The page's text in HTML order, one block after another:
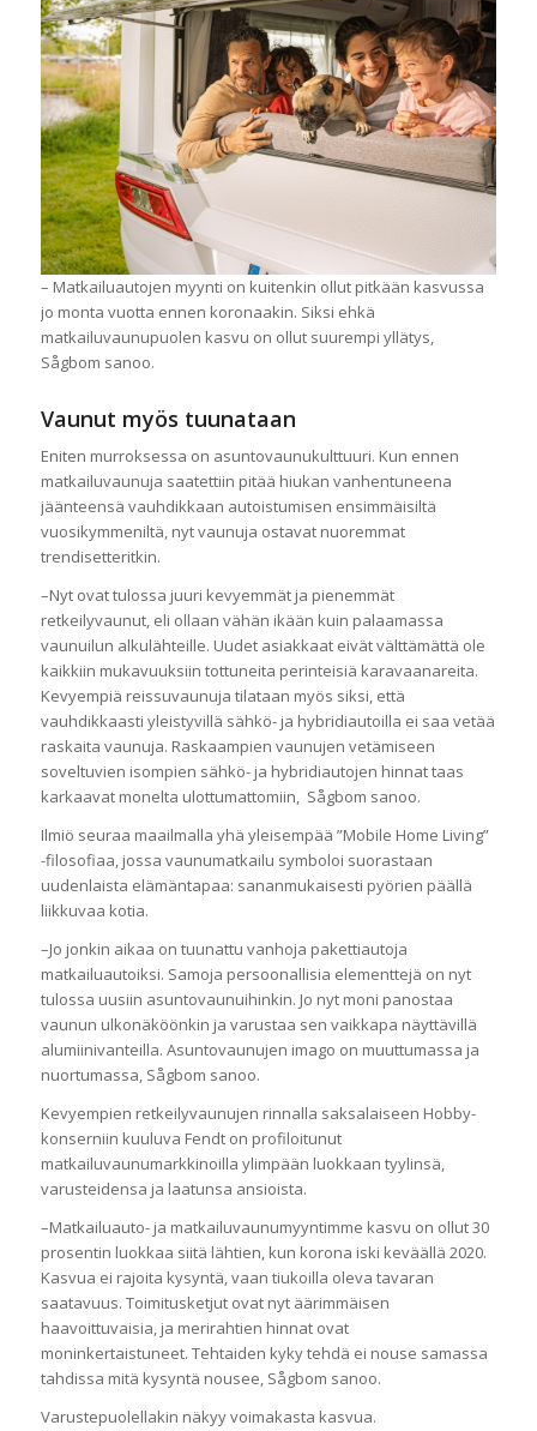
– Matkailuautojen myynti on kuitenkin ollut pitkään kasvussa
jo monta vuotta ennen koronaakin. Siksi ehkä
matkailuvaunupuolen kasvu on ollut suurempi yllätys,
Sågbom sanoo.
Vaunut myös tuunataan
Eniten murroksessa on asuntovaunukulttuuri. Kun ennen
matkailuvaunuja saatettiin pitää hiukan vanhentuneena
jäänteensä vauhdikkaan autoistumisen ensimmäisiltä
vuosikymmeniltä, nyt vaunuja ostavat nuoremmat
trendisetteritkin.
–Nyt ovat tulossa juuri kevyemmät ja pienemmät
retkeilyvaunut, eli ollaan vähän ikään kuin palaamassa
vaunuilun alkulähteille. Uudet asiakkaat eivät välttämättä ole
kaikkiin mukavuuksiin tottuneita perinteisiä karavaanareita.
Kevyempiä reissuvaunuja tilataan myös siksi, että
vauhdikkaasti yleistyvillä sähkö- ja hybridiautoilla ei saa vetää
raskaita vaunuja. Raskaampien vaunujen vetämiseen
soveltuvien isompien sähkö- ja hybridiautojen hinnat taas
karkaavat monelta ulottumattomiin, Sågbom sanoo.
Ilmiö seuraa maailmalla yhä yleisempää ”Mobile Home Living”
-filosofiaa, jossa vaunumatkailu symboloi suorastaan
uudenlaista elämäntapaa: sananmukaisesti pyörien päällä
liikkuvaa kotia.
–Jo jonkin aikaa on tuunattu vanhoja pakettiautoja
matkailuautoiksi. Samoja persoonallisia elementtejä on nyt
tulossa uusiin asuntovaunuihinkin. Jo nyt moni panostaa
vaunun ulkonäköönkin ja varustaa sen vaikkapa näyttävillä
alumiinivanteilla. Asuntovaunujen imago on muuttumassa ja
nuortumassa, Sågbom sanoo.
Kevyempien retkeilyvaunujen rinnalla saksalaiseen Hobby-
konserniin kuuluva Fendt on profiloitunut
matkailuvaunumarkkinoilla ylimpään luokkaan tyylinsä,
varusteidensa ja laatunsa ansioista.
–Matkailuauto- ja matkailuvaunumyyntimme kasvu on ollut 30
prosentin luokkaa siitä lähtien, kun korona iski keväällä 2020.
Kasvua ei rajoita kysyntä, vaan tiukoilla oleva tavaran
saatavuus. Toimitusketjut ovat nyt äärimmäisen
haavoittuvaisia, ja merirahtien hinnat ovat
moninkertaistuneet. Tehtaiden kyky tehdä ei nouse samassa
tahdissa mitä kysyntä nousee, Sågbom sanoo.
Varustepuolellakin näkyy voimakasta kasvua.